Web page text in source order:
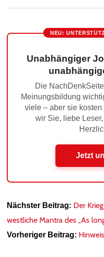
NEU:
Unabhängiger
Die
Meinungsbildung
viele – aber sie
wir Sie, liebe
Jetzt
Nächster Beitrag: Der
westliche Mantra des „As
Vorheriger Beitrag: